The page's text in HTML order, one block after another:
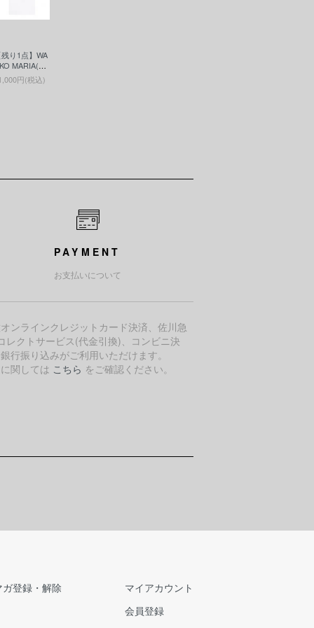
り1点】WA
MARIA(ワ
リア)WASH
HEAVY WEI
円(税込)
PAYMENT
お支払いについて
ンラインクレジットカード決済、佐川急
レクトサービス(代金引換)、コンビニ決
行振り込みがご利用いただけます。
関しては こちら をご確認ください。
登録・解除
マイアカウント
会員登録